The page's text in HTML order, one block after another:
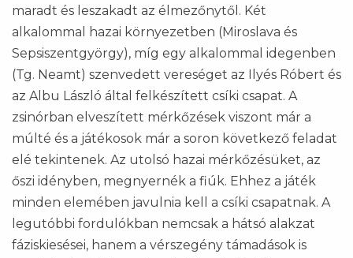
maradt és leszakadt az élmezőnytől. Két
alkalommal hazai környezetben (Miroslava és
Sepsiszentgyörgy), míg egy alkalommal idegenben
(Tg. Neamt) szenvedett vereséget az Ilyés Róbert és
az Albu László által felkészített csíki csapat. A
zsinórban elveszített mérkőzések viszont már a
múlté és a játékosok már a soron következő feladat
elé tekintenek. Az utolsó hazai mérkőzésüket, az
őszi idényben, megnyernék a fiúk. Ehhez a játék
minden elemében javulnia kell a csíki csapatnak. A
legutóbbi fordulókban nemcsak a hátsó alakzat
fáziskiesései, hanem a vérszegény támadások is